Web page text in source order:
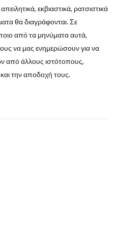
εκβιαστικά, ρατσιστικά
θα διαγράφονται. Σε
από τα μηνύματα αυτά,
να μας ενημερώσουν για να
από άλλους ιστότοπους,
και την αποδοχή τους.